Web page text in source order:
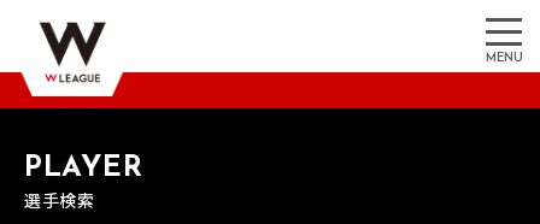
MENU
PLAYER
選手検索